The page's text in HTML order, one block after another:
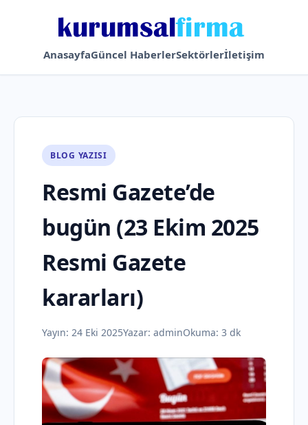
AnasayfaGüncel HaberlerSektörlerİletişim
BLOG YAZISI
Resmi Gazete’de
bugün (23 Ekim 2025
Resmi Gazete
kararları)
Yayın: 24 Eki 2025Yazar: adminOkuma: 3 dk